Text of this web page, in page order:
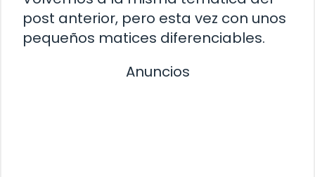
post anterior, pero esta vez con unos
pequeños matices diferenciables.
Anuncios